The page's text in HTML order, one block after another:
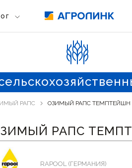
РАПС ОЗИМЫЙ РАПС ТЕМПТЕЙШН
РАПС
RAPOOL (ГЕРМАНИЯ)